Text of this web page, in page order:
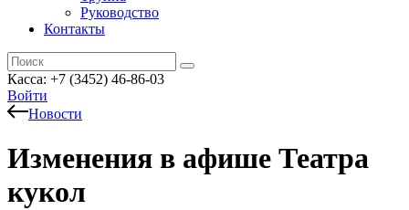
Руководство
Контакты
Касса: +7 (3452) 46-86-03
Войти
Новости
Изменения в афише Театра
кукол